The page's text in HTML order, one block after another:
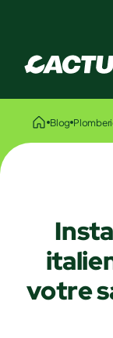
Blog
votre